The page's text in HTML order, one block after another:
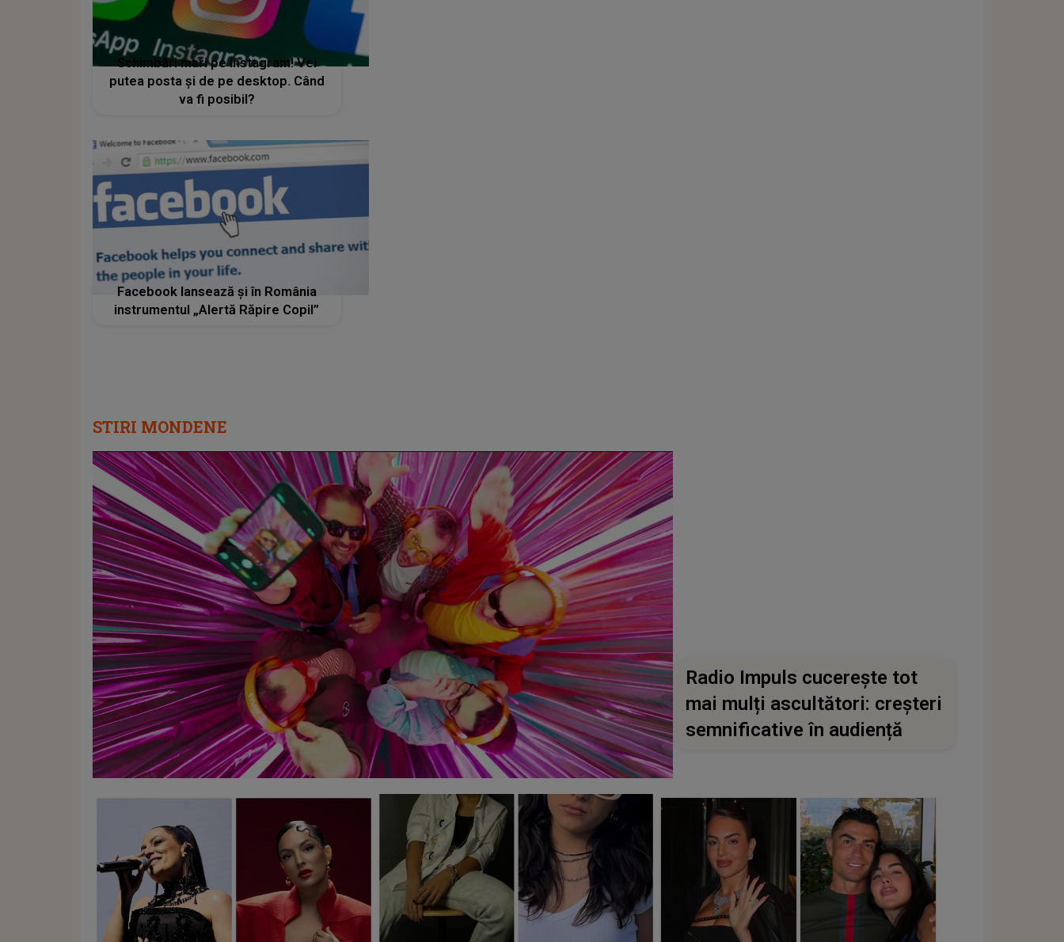
Schimbări mari pe Instagram! Vei
putea posta și de pe desktop. Când
va fi posibil?
Facebook lansează și în România
instrumentul „Alertă Răpire Copil”
STIRI MONDENE
Radio Impuls cucerește tot
mai mulți ascultători: creșteri
semnificative în audiență